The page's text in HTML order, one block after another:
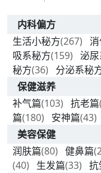
内科偏方
生活小秘方(267)
吸系秘方(159) 泌
秘方(36) 分泌系秘
保健滋养
补气篇(103) 抗老篇
篇(180) 安神篇(43)
美容保健
润肤篇(80) 健鼻篇
(40)
生发篇(33) 抗